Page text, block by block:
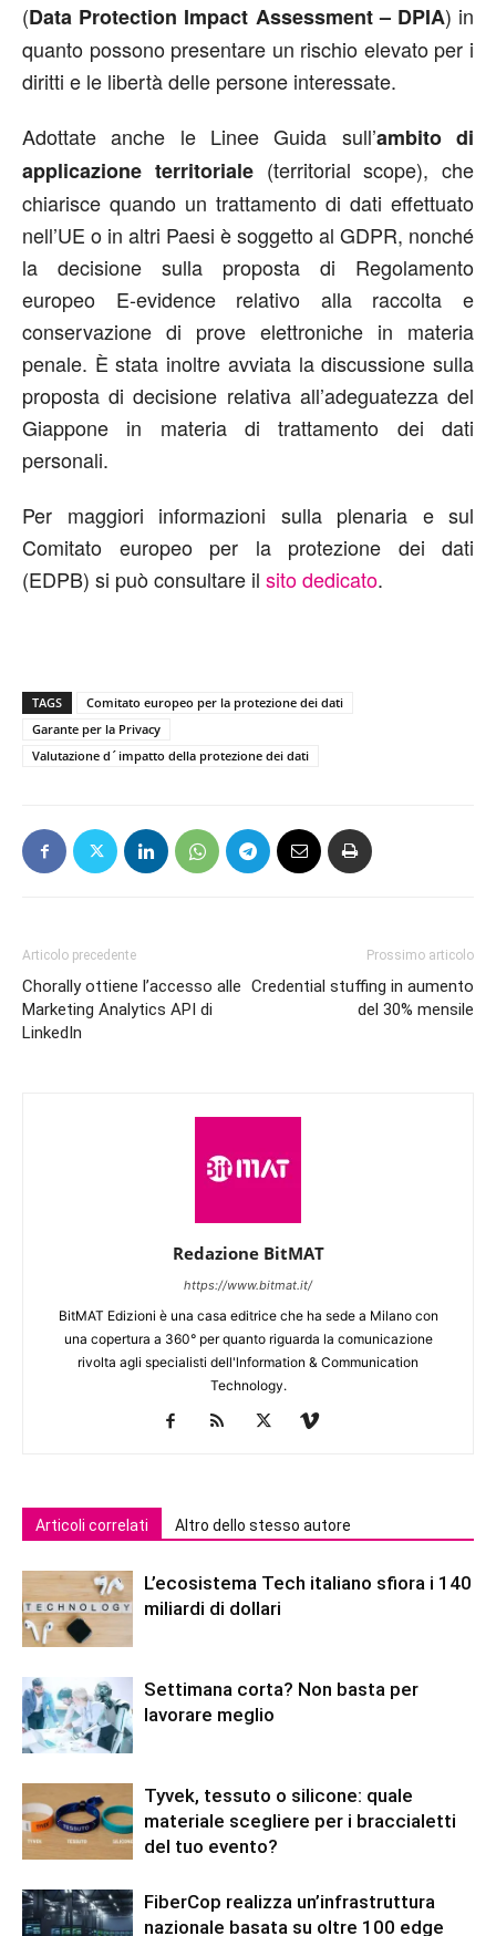
(Data Protection Impact Assessment – DPIA) in
quanto possono presentare un rischio elevato per i
diritti e le libertà delle persone interessate.
Adottate anche le Linee Guida sull’ambito di
applicazione territoriale(territorial scope), che
chiarisce quando un trattamento di dati effettuato
nell’UE o in altri Paesi è soggetto al GDPR, nonché
la decisione sulla proposta di Regolamento
europeo E-evidence relativo alla raccolta e
conservazione di prove elettroniche in materia
penale. È stata inoltre avviata la discussione sulla
proposta di decisione relativa all’adeguatezza del
Giappone in materia di trattamento dei dati
personali.
Per maggiori informazioni sulla plenaria e sul
Comitato europeo per la protezione dei dati
(EDPB) si può consultare il sito dedicato.
TAGS
Comitato europeo per la protezione dei dati
Garante per la Privacy
Valutazione d´impatto della protezione dei dati
Articolo precedente
Chorally ottiene l’accesso alle
Marketing Analytics API di
LinkedIn
Prossimo articolo
Credential stuffing in aumento
del 30% mensile
Redazione BitMAT
https://www.bitmat.it/
BitMAT Edizioni è una casa editrice che ha sede a Milano con
una copertura a 360° per quanto riguarda la comunicazione
rivolta agli specialisti dell'lnformation & Communication
Technology.
Articoli correlati Altro dello stesso autore
L’ecosistema Tech italiano sfiora i 140
miliardi di dollari
Settimana corta? Non basta per
lavorare meglio
Tyvek, tessuto o silicone: quale
materiale scegliere per i braccialetti
del tuo evento?
FiberCop realizza un’infrastruttura
nazionale basata su oltre 100 edge